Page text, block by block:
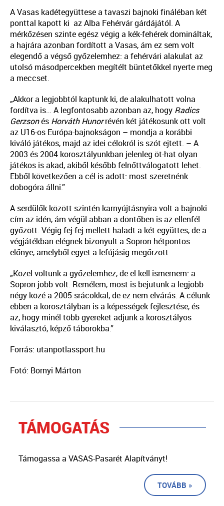
A Vasas kadétegyüttese a tavaszi bajnoki fináléban két
ponttal kapott ki az Alba Fehérvár gárdájától. A
mérkőzésen szinte egész végig a kék-fehérek domináltak,
a hajrára azonban fordított a Vasas, ám ez sem volt
elegendő a végső győzelemhez: a fehérvári alakulat az
utolsó másodpercekben megítélt büntetőkkel nyerte meg
a meccset.
„Akkor a legjobbtól kaptunk ki, de alakulhatott volna
fordítva is… A legfontosabb azonban az, hogy Radics
Gerzsonés Horváth Hunorrévén két játékosunk ott volt
az U16-os Európa-bajnokságon – mondja a korábbi
kiváló játékos, majd az idei célokról is szót ejtett. – A
2003 és 2004 korosztályunkban jelenleg öt-hat olyan
játékos is akad, akiből később felnőttválogatott lehet.
Ebből következően a cél is adott: most szeretnénk
dobogóra állni.”
A serdülők között szintén karnyújtásnyira volt a bajnoki
cím az idén, ám végül abban a döntőben is az ellenfél
győzött. Végig fej-fej mellett haladt a két együttes, de a
végjátékban elégnek bizonyult a Sopron hétpontos
előnye, amelyből egyet a lefújásig megőrzött.
„Közel voltunk a győzelemhez, de el kell ismernem: a
Sopron jobb volt. Remélem, most is bejutunk a legjobb
négy közé a 2005 srácokkal, de ez nem elvárás. A célunk
ebben a korosztályban is a képességek fejlesztése, és
az, hogy minél több gyereket adjunk a korosztályos
kiválasztó, képző táborokba.”
Forrás: utanpotlassport.hu
Fotó: Bornyi Márton
TÁMOGATÁS
Támogassa a VASAS-Pasarét Alapítványt!
TOVÁBB »